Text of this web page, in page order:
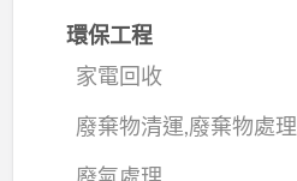
環保工程
家電回收
廢棄物清運,廢棄物處理